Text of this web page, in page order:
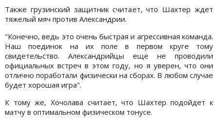
Также грузинский защитник считает, что Шахтер ждет
тяжелый мяч против Александрии.
"Конечно, ведь это очень быстрая и агрессивная команда.
Наш поединок на их поле в первом круге тому
свидетельство. Александрийцы еще не проводили
официальных встреч в этом году, но я уверен, что они
отлично поработали физически на сборах. В любом случае
будет хорошая игра".
К тому же, Хочолава считает, что Шахтер подойдет к
матчу в оптимальном физическом тонусе.